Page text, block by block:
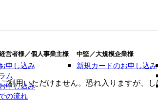
営者様／個人事業主様
申し込み
ム
申し込み
の流れ
中堅／大規模企業様
新規カードのお申し込み
利用いただけません。恐れ入りますが、